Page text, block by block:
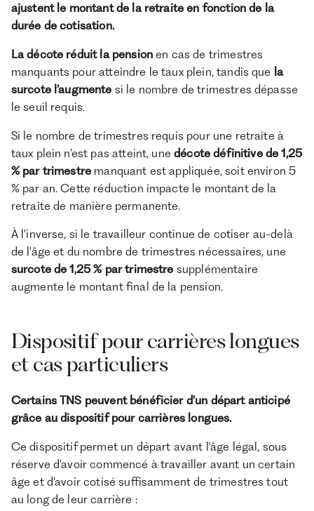
ajustent le montant de la retraite en fonction de la
durée de cotisation.
La décote réduit la pensionen cas de trimestres
manquants pour atteindre le taux plein, tandis que la
surcote l’augmente si le nombre de trimestres dépasse
le seuil requis.
Si le nombre de trimestres requis pour une retraite à
taux plein n’est pas atteint, unedécote définitive de 1,25
% par trimestre manquant est appliquée, soit environ 5
% par an. Cette réduction impacte le montant de la
retraite de manière permanente.
À l'inverse, si le travailleur continue de cotiser au-delà
de l'âge et du nombre de trimestres nécessaires, une
surcote de 1,25 % par trimestre supplémentaire
augmente le montant final de la pension.
Dispositif pour carrières longues
et cas particuliers
Certains TNS peuvent bénéficier d'un départ anticipé
grâce au dispositif pour carrières longues.
Ce dispositif permet un départ avant l'âge légal, sous
réserve d'avoir commencé à travailler avant un certain
âge et d'avoir cotisé suffisamment de trimestres tout
au long de leur carrière :